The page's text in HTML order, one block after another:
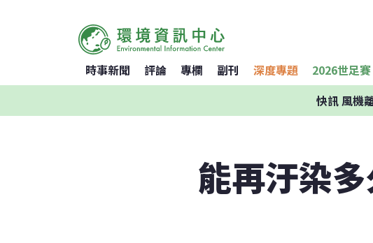
時事新聞 評論 專欄 副刊 深度專題 2026世足賽
快訊風機
能再汙染